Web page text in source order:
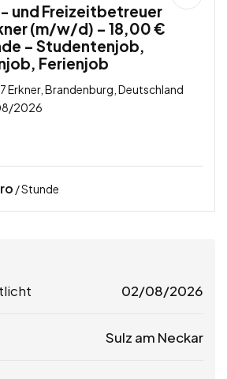
und Freizeitbetreuer
(m/w/d) – 18,00 €
– Studentenjob,
Ferienjob
Erkner, Brandenburg, Deutschland
2026
/ Stunde
02/08/2026
Sulz am Neckar